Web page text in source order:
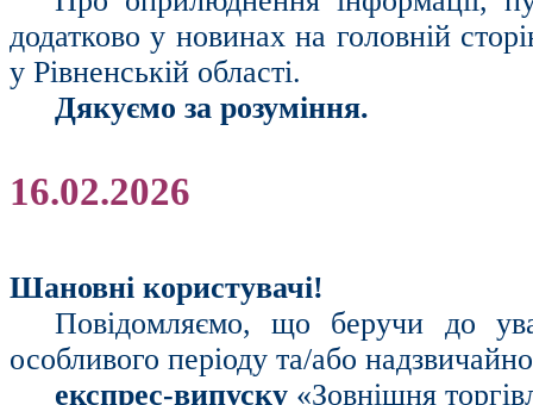
додатково у новинах на головній
у Рівненській області.
Дякуємо за розуміння.
16.02.2026
Шановні користувачі!
Повідомляємо, що беручи до
особливого періоду та/або
експрес-випуску «Зовнішня